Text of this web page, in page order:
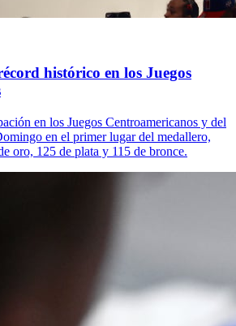
histórico en los Juegos
en los Juegos Centroamericanos y del
en el primer lugar del medallero,
oro, 125 de plata y 115 de bronce.